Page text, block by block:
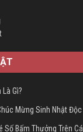
Gì?
Mừng Sinh Nhật
Số Bấm Thưởng Trên